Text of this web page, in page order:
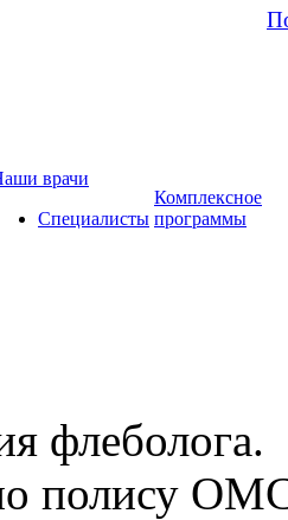
врачи
Специалисты
Комплексное
программы
флеболога.
полису